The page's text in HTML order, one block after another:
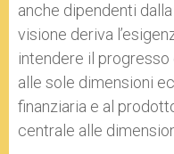
anche dipendenti
visione deriva
intendere il
alle sole dimensioni
finanziaria e al
centrale alle